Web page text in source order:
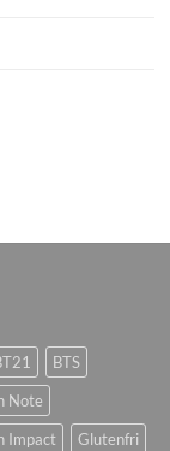
BTS
Note
Impact
Glutenfri